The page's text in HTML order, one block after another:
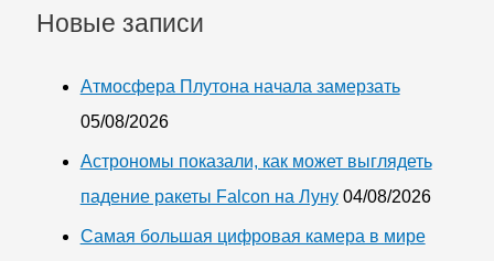
Новые записи
Атмосфера Плутона начала замерзать
05/08/2026
Астрономы показали, как может выглядеть
падение ракеты Falcon на Луну 04/08/2026
Самая большая цифровая камера в мире